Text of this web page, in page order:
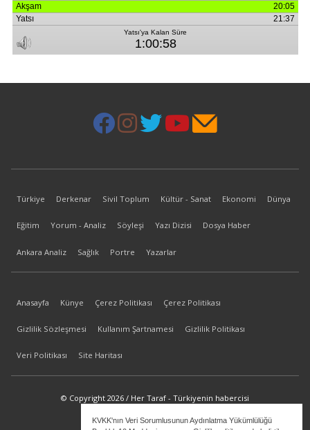
KVKK'nın Veri Sorumlusunun Aydınlatma Yükümlülüğü
Türkiye Derkenar Sivil Toplum Kültür - Sanat Ekonomi Dünya
Eğitim Yorum - Analiz Söyleşi Yazı Dizisi Dosya Haber
Ankara Analiz Sağlık Portre Yazarlar
Anasayfa Künye Çerez Politikası Çerez Politikası
Gizlilik Sözleşmesi Kullanım Şartnamesi Gizlilik Politikası
Veri Politikası Site Haritası
© Copyright 2026 / Her Taraf - Türkiyenin habercisi
bilgi@hertaraf.com